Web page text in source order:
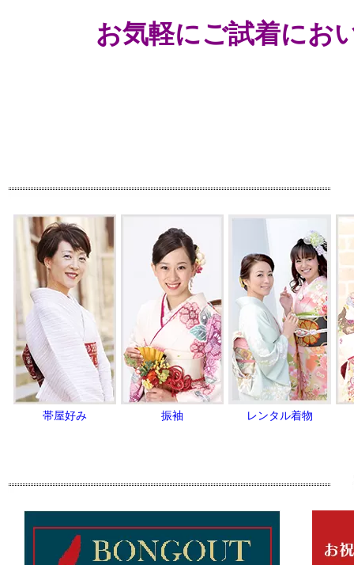
お気軽にご試着にお
帯屋好み 振袖 レンタル着物